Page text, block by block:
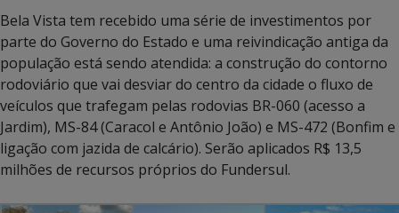
Bela Vista tem recebido uma série de investimentos por
parte do Governo do Estado e uma reivindicação antiga da
população está sendo atendida: a construção do contorno
rodoviário que vai desviar do centro da cidade o fluxo de
veículos que trafegam pelas rodovias BR-060 (acesso a
Jardim), MS-84 (Caracol e Antônio João) e MS-472 (Bonfim e
ligação com jazida de calcário). Serão aplicados R$ 13,5
milhões de recursos próprios do Fundersul.